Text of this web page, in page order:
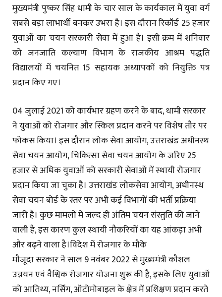
मुख्यमंत्री पुष्कर सिंह धामी के चार साल के कार्यकाल में युवा वर्ग
सबसे बड़ा लाभार्थी बनकर उभरा है। इस दौरान रिकॉर्ड 25 हजार
युवाओं का चयन सरकारी सेवा में हुआ है। इसी क्रम में शनिवार
को जनजाति कल्याण विभाग के राजकीय आश्रम पद्धति
विद्यालयों में चयनित 15 सहायक अध्यापकों को नियुक्ति पत्र
प्रदान किए गए।
04 जुलाई 2021 को कार्यभार ग्रहण करने के बाद, धामी सरकार
ने युवाओं को रोजगार और स्किल प्रदान करने पर विशेष तौर पर
फोकस किया। इस दौरान लोक सेवा आयोग, उत्तराखंड अधीनस्थ
सेवा चयन आयोग, चिकित्सा सेवा चयन आयोग के जरिए 25
हजार से अधिक युवाओं को सरकारी सेवाओं में स्थायी रोजगार
प्रदान किया जा चुका है। उत्तराखंड लोकसेवा आयोग, अधीनस्थ
सेवा चयन बोर्ड के स्तर पर अभी कई विभागों की भर्ती प्रक्रिया
जारी है। कुछ मामलों में जल्द ही अंतिम चयन संस्तुति की जाने
वाली है, इस कारण कुल स्थायी नौकरियों का यह आंकड़ा अभी
और बढ़ने वाला है।विदेश में रोजगार के मौके
मौजूदा सरकार ने साल 9 नवंबर 2022 से मुख्यमंत्री कौशल
उन्नयन एवं वैश्विक रोजगार योजना शुरू की है, इसके लिए युवाओं
को आतिथ्य, नर्सिंग, ऑटोमोबाइल के क्षेत्र में प्रशिक्षण प्रदान करते